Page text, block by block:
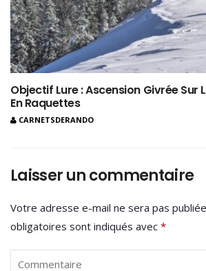
Objectif Lure : Ascension Givrée Sur
En Raquettes
CARNETSDERANDO
Laisser un commentaire
Votre adresse e-mail ne sera pas
obligatoires sont indiqués avec *